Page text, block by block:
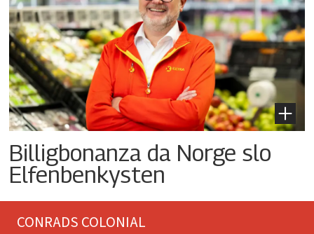
Billigbonanza da Norge slo
Elfenbenkysten
CONRADS COLONIAL